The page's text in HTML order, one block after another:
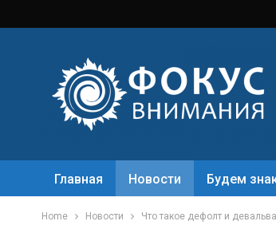
Главная Новости Будем
Home Новости Что такое дефолт и